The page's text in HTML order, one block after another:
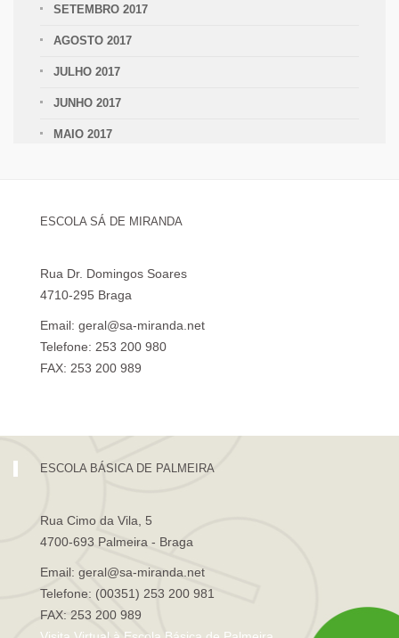
SETEMBRO 2017
AGOSTO 2017
JULHO 2017
JUNHO 2017
MAIO 2017
ESCOLA SÁ DE MIRANDA
Rua Dr. Domingos Soares
4710-295 Braga
Email: geral@sa-miranda.net
Telefone: 253 200 980
FAX: 253 200 989
ESCOLA BÁSICA DE PALMEIRA
Rua Cimo da Vila, 5
4700-693 Palmeira - Braga
Email: geral@sa-miranda.net
Telefone: (00351) 253 200 981
FAX: 253 200 989